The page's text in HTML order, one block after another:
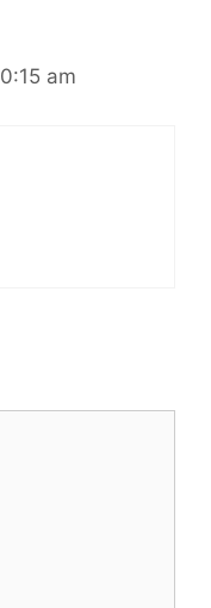
am